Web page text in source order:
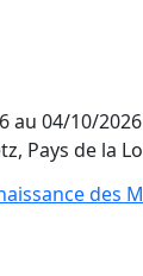
au 04/10/2026
Pays de la
des